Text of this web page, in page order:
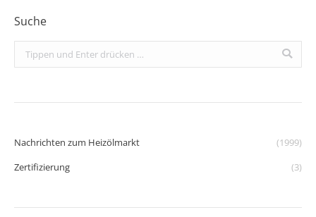
Suche
Search:
Nachrichten zum Heizölmarkt
(1999)
Zertifizierung
(3)